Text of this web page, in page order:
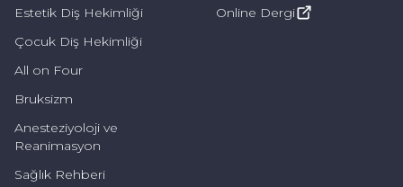
Estetik Diş Hekimliği
Çocuk Diş Hekimliği
All on Four
Bruksizm
Anesteziyoloji ve
Reanimasyon
Sağlık Rehberi
Online Dergi